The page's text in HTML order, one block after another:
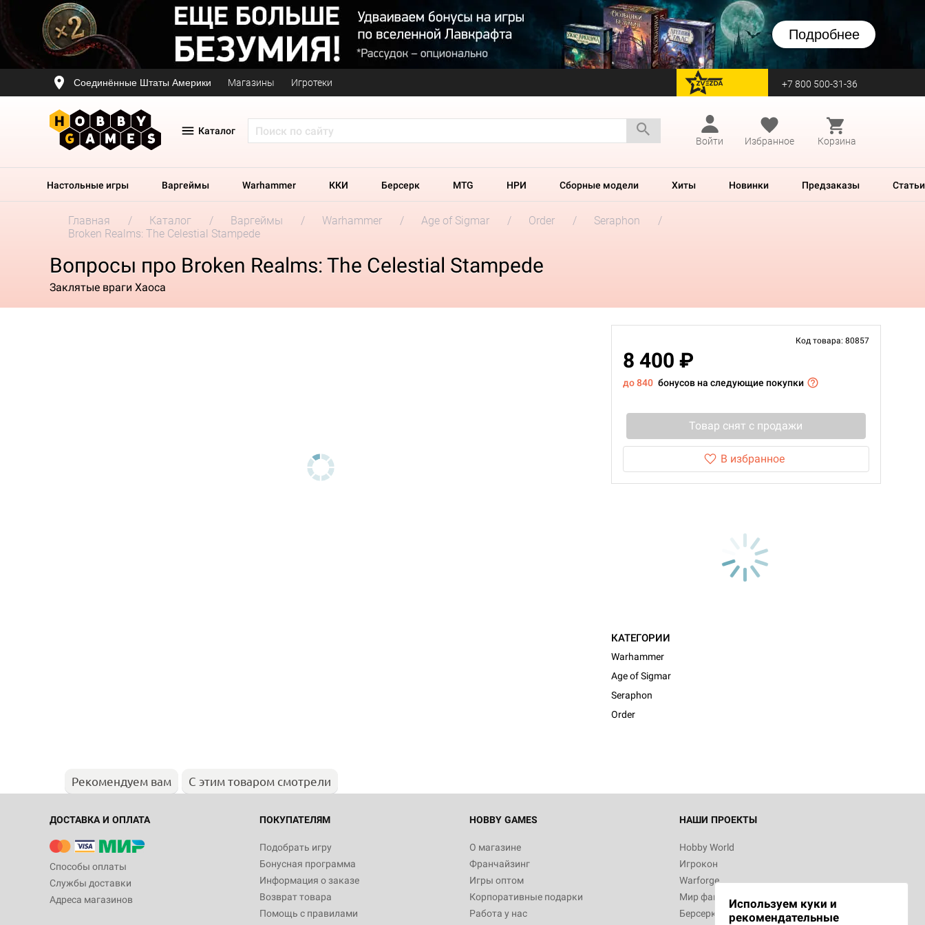
Подробнее
Соединённые Штаты Америки Магазины Игротеки перейти на Zvezda +7 800 500-31-36
Каталог
Войти
Избранное Корзина
Настольные игры Варгеймы Warhammer ККИ Берсерк MTG НРИ Сборные модели Хиты Новинки Предзаказы Статьи
Главная Каталог Варгеймы Warhammer Age of Sigmar Order
Seraphon
Broken Realms: The Celestial Stampede
Вопросы про Broken Realms: The Celestial Stampede
Заклятые враги Хаоса
Код товара: 80857
8 400 ₽
до 840 бонусов на следующие покупки
Товар снят с продажи
В избранное
КАТЕГОРИИ
Warhammer
Age of Sigmar
Seraphon
Order
Рекомендуем вам С этим товаром смотрели
ДОСТАВКА И ОПЛАТА
Способы оплаты
Службы доставки
Адреса магазинов
ПОКУПАТЕЛЯМ
Подобрать игру
Бонусная программа
Информация о заказе
Возврат товара
Помощь с правилами
HOBBY GAMES
О магазине
Франчайзинг
Игры оптом
Корпоративные подарки
Работа у нас
НАШИ ПРОЕКТЫ
Hobby World
Игрокон
Warforge
Мир фантастики
Берсерк
Используем куки и
рекомендательные